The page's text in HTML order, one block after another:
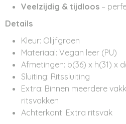
Veelzijdig & tijdloos –
Details
Kleur: Olijfgroen
Materiaal: Vegan leer (PU)
Afmetingen: b(36) x h(31) x
Sluiting: Ritssluiting
Extra: Binnen meerdere
ritsvakken
Achterkant: Extra ritsvak